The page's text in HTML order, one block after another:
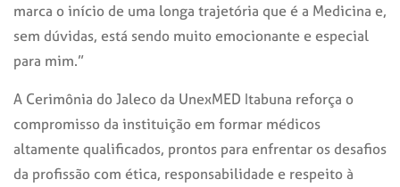
marca o início de uma longa trajetória que é a Medicina e,
sem dúvidas, está sendo muito emocionante e especial
para mim.”
A Cerimônia do Jaleco da UnexMED Itabuna reforça o
compromisso da instituição em formar médicos
altamente qualificados, prontos para enfrentar os desafios
da profissão com ética, responsabilidade e respeito à